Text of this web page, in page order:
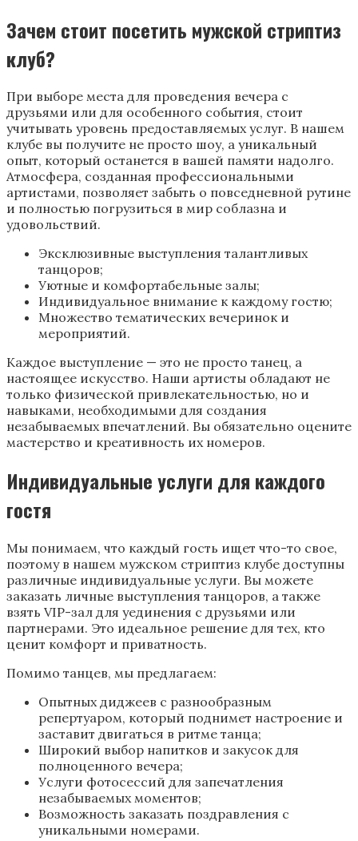
Зачем стоит посетить мужской стриптиз
клуб?
При выборе места для проведения вечера с
друзьями или для особенного события, стоит
учитывать уровень предоставляемых услуг. В нашем
клубе вы получите не просто шоу, а уникальный
опыт, который останется в вашей памяти надолго.
Атмосфера, созданная профессиональными
артистами, позволяет забыть о повседневной рутине
и полностью погрузиться в мир соблазна и
удовольствий.
Эксклюзивные выступления талантливых
танцоров;
Уютные и комфортабельные залы;
Индивидуальное внимание к каждому гостю;
Множество тематических вечеринок и
мероприятий.
Каждое выступление — это не просто танец, а
настоящее искусство. Наши артисты обладают не
только физической привлекательностью, но и
навыками, необходимыми для создания
незабываемых впечатлений. Вы обязательно оцените
мастерство и креативность их номеров.
Индивидуальные услуги для каждого
гостя
Мы понимаем, что каждый гость ищет что-то свое,
поэтому в нашем мужском стриптиз клубе доступны
различные индивидуальные услуги. Вы можете
заказать личные выступления танцоров, а также
взять VIP-зал для уединения с друзьями или
партнерами. Это идеальное решение для тех, кто
ценит комфорт и приватность.
Помимо танцев, мы предлагаем:
Опытных диджеев с разнообразным
репертуаром, который поднимет настроение и
заставит двигаться в ритме танца;
Широкий выбор напитков и закусок для
полноценного вечера;
Услуги фотосессий для запечатления
незабываемых моментов;
Возможность заказать поздравления с
уникальными номерами.